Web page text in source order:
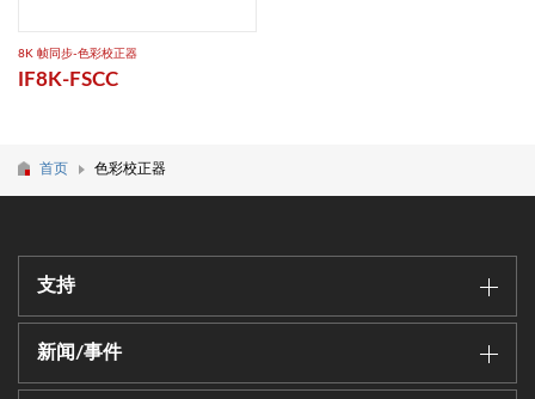
8K 帧同步-色彩校正器
IF8K-FSCC
首页 色彩校正器
支持
新闻/事件